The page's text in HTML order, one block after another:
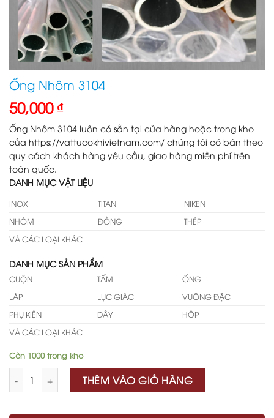
Ống Nhôm 3104
50,000 ₫
Ống Nhôm 3104 luôn có sẵn tại cửa hàng hoặc trong kho
của https://vattucokhivietnam.com/ chúng tôi có bán theo
quy cách khách hàng yêu cầu, giao hàng miễn phí trên
toàn quốc.
DANH MỤC VẬT LIỆU
INOX TITAN
NIKEN
NHÔM
ĐỒNG
THÉP
VÀ CÁC LOẠI KHÁC
DANH MỤC SẢN PHẨM
CUỘN TẤM
ỐNG
LÁP
LỤC GIÁC
VUÔNG ĐẶC
PHỤ KIỆN
DÂY
HỘP
VÀ CÁC LOẠI KHÁC
Còn 1000 trong kho
THÊM VÀO GIỎ HÀNG